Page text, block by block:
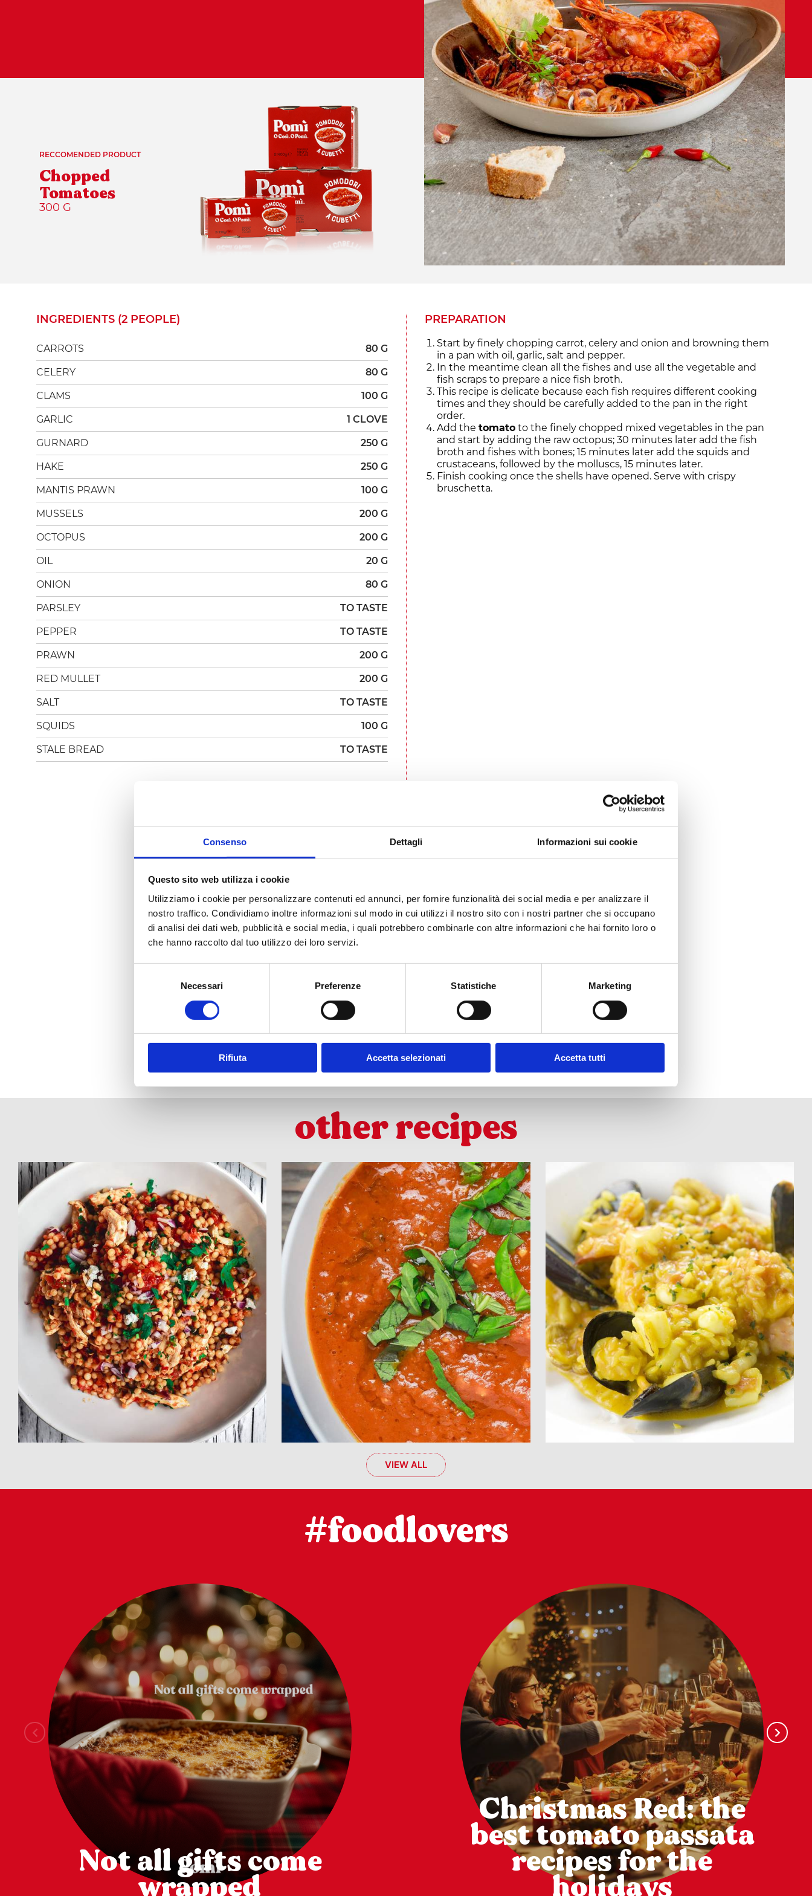
Consenso Dettagli Informazioni sui cookie
Questo sito web utilizza i cookie
Utilizziamo i cookie per personalizzare contenuti ed annunci, per fornire funzionalità dei social media e per analizzare il
nostro traffico. Condividiamo inoltre informazioni sul modo in cui utilizzi il nostro sito con i nostri partner che si occupano
di analisi dei dati web, pubblicità e social media, i quali potrebbero combinarle con altre informazioni che hai fornito loro o
che hanno raccolto dal tuo utilizzo dei loro servizi.
Necessari Preferenze Statistiche Marketing
Rifiuta Accetta selezionati Accetta tutti
RECCOMENDED PRODUCT
Chopped
Tomatoes
300 G
INGREDIENTS (2 PEOPLE)
CARROTS 80 G
CELERY 80 G
CLAMS 100 G
GARLIC 1 CLOVE
GURNARD 250 G
HAKE 250 G
MANTIS PRAWN 100 G
MUSSELS 200 G
OCTOPUS 200 G
OIL 20 G
ONION 80 G
PARSLEY TO TASTE
PEPPER TO TASTE
PRAWN 200 G
RED MULLET 200 G
SALT TO TASTE
SQUIDS 100 G
STALE BREAD TO TASTE
PREPARATION
Start by finely chopping carrot, celery and onion and browning them
in a pan with oil, garlic, salt and pepper.
In the meantime clean all the fishes and use all the vegetable and
fish scraps to prepare a nice fish broth.
This recipe is delicate because each fish requires different cooking
times and they should be carefully added to the pan in the right
order.
Add the tomato to the finely chopped mixed vegetables in the pan
and start by adding the raw octopus; 30 minutes later add the fish
broth and fishes with bones; 15 minutes later add the squids and
crustaceans, followed by the molluscs, 15 minutes later.
Finish cooking once the shells have opened. Serve with crispy
bruschetta.
and get your
#chef moment?
SUBSCRIBE TO OUR NEWSLETTER
other recipes
VIEW ALL
#foodlovers
Not all gifts come
wrapped
Christmas Red: the
best tomato passata
recipes for the
holidays